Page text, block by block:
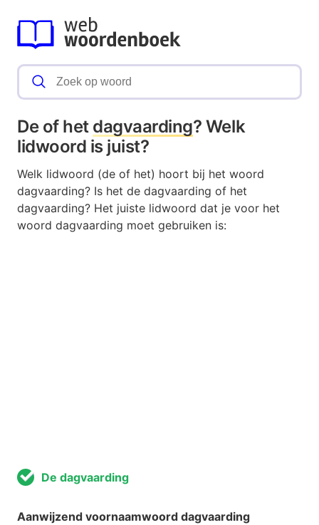
De of het dagvaarding? Welk
lidwoord is juist?
Welk lidwoord (de of het) hoort bij het woord
dagvaarding? Is het de dagvaarding of het
dagvaarding? Het juiste lidwoord dat je voor het
woord dagvaarding moet gebruiken is:
De dagvaarding
Aanwijzend voornaamwoord dagvaarding